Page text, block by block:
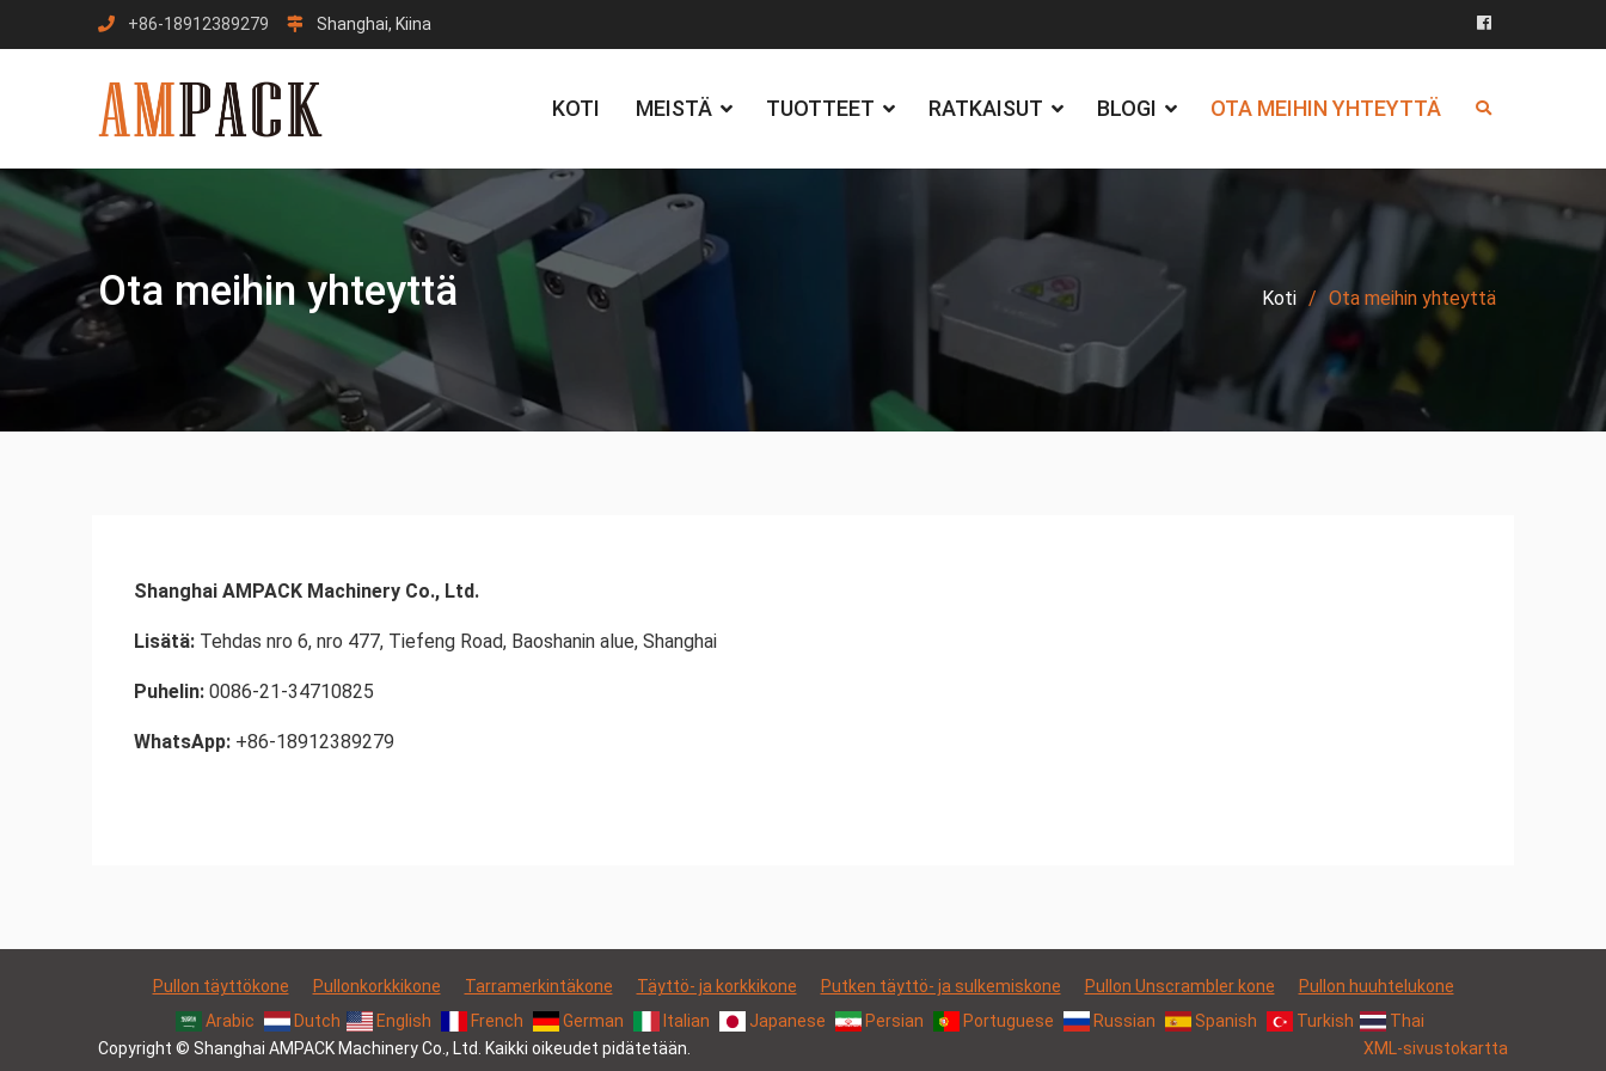
sisältöön
+86-18912389279 Shanghai, Kiina
Facebook
KOTI MEISTÄ TUOTTEET RATKAISUT BLOGI OTA MEIHIN YHTEYTTÄ
Ota meihin yhteyttä Koti Ota meihin yhteyttä
Shanghai AMPACK Machinery Co., Ltd.
Lisätä: Tehdas nro 6, nro 477, Tiefeng Road, Baoshanin alue, Shanghai
Puhelin: 0086-21-34710825
WhatsApp: +86-18912389279
Pullon täyttökone Pullonkorkkikone Tarramerkintäkone Täyttö- ja korkkikone Putken täyttö- ja sulkemiskone Pullon Unscrambler kone
Pullon huuhtelukone
Arabic
Dutch English French German Italian Japanese Persian Portuguese Russian Spanish Turkish
Thai
Copyright © Shanghai AMPACK Machinery Co., Ltd. Kaikki oikeudet pidätetään.
XML-sivustokartta